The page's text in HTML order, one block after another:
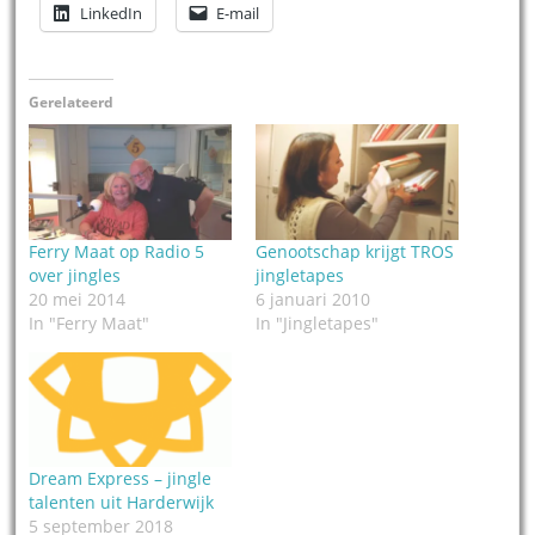
LinkedIn E-mail
Gerelateerd
Ferry Maat op Radio 5
over jingles
20 mei 2014
In "Ferry Maat"
Genootschap krijgt TROS
jingletapes
6 januari 2010
In "Jingletapes"
Dream Express – jingle
talenten uit Harderwijk
5 september 2018